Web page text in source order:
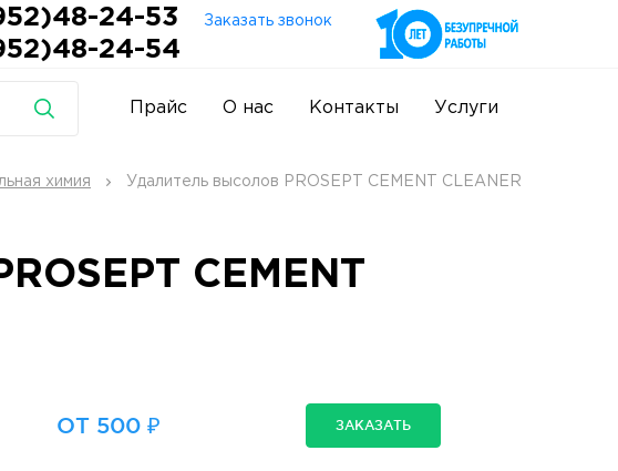
24-53 Заказать звонок
24-54
Прайс О нас Контакты Услуги
химия Удалитель высолов PROSEPT CEMENT CLEANER
CEMENT
ОТ 500 ₽ ЗАКАЗАТЬ